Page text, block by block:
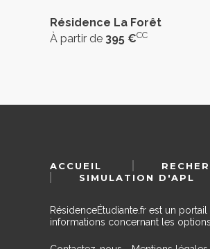
Résidence La Forêt
À partir de 395 €CC
ACCUEIL
SIMULATION D'APL
RésidenceÉtudiante.fr est un
informations concernant les